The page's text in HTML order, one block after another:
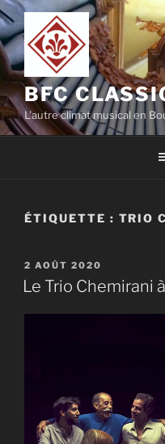
Aller
au
contenu
principal
BFC
L'autre climat musical en
ÉTIQUETTE : TRIO
PUBLIÉ
LE
2 AOÛT 2020
Le Trio Chemirani